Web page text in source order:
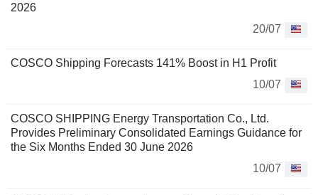
2026
20/07
COSCO Shipping Forecasts 141% Boost in H1 Profit
10/07
COSCO SHIPPING Energy Transportation Co., Ltd.
Provides Preliminary Consolidated Earnings Guidance for
the Six Months Ended 30 June 2026
10/07